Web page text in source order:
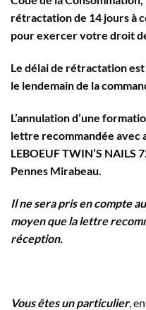
rétractation de 14 jours à
pour exercer votre droit
Le délai de rétractation
le lendemain de la
L’annulation d’une
lettre recommandée avec
LEBOEUF TWIN’S NAILS
Pennes Mirabeau.
Il ne sera pris en compte
moyen que la lettre
réception.
Vous êtes un particulier,